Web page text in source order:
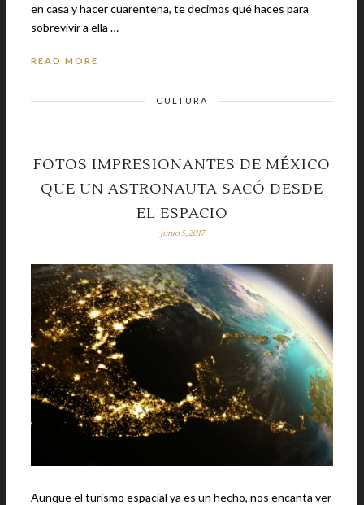
en casa y hacer cuarentena, te decimos qué haces para
sobrevivir a ella …
READ MORE
CULTURA
FOTOS IMPRESIONANTES DE MÉXICO
QUE UN ASTRONAUTA SACÓ DESDE
EL ESPACIO
junio 5, 2017
Aunque el turismo espacial ya es un hecho, nos encanta ver